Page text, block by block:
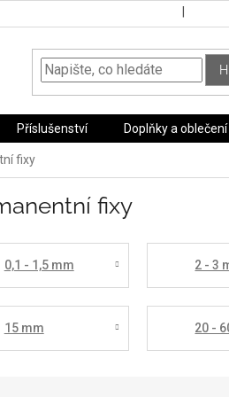
Příslušenství Doplňky a oblečení
fixy
fixy
0,1 - 1,5 mm 2 - 3
15 mm 20 -